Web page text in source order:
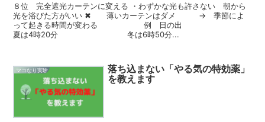
８位 完全遮光カーテンに変える ・わずかな光も許さない 朝から
光を浴びた方がいい ✖ 薄いカーテンはダメ → 季節によ
って起きる時間が変わる 例 日の出
夏は4時20分 冬は6時50分...
マコなり実験
落ち込まない「やる気の特効薬」
を教えます